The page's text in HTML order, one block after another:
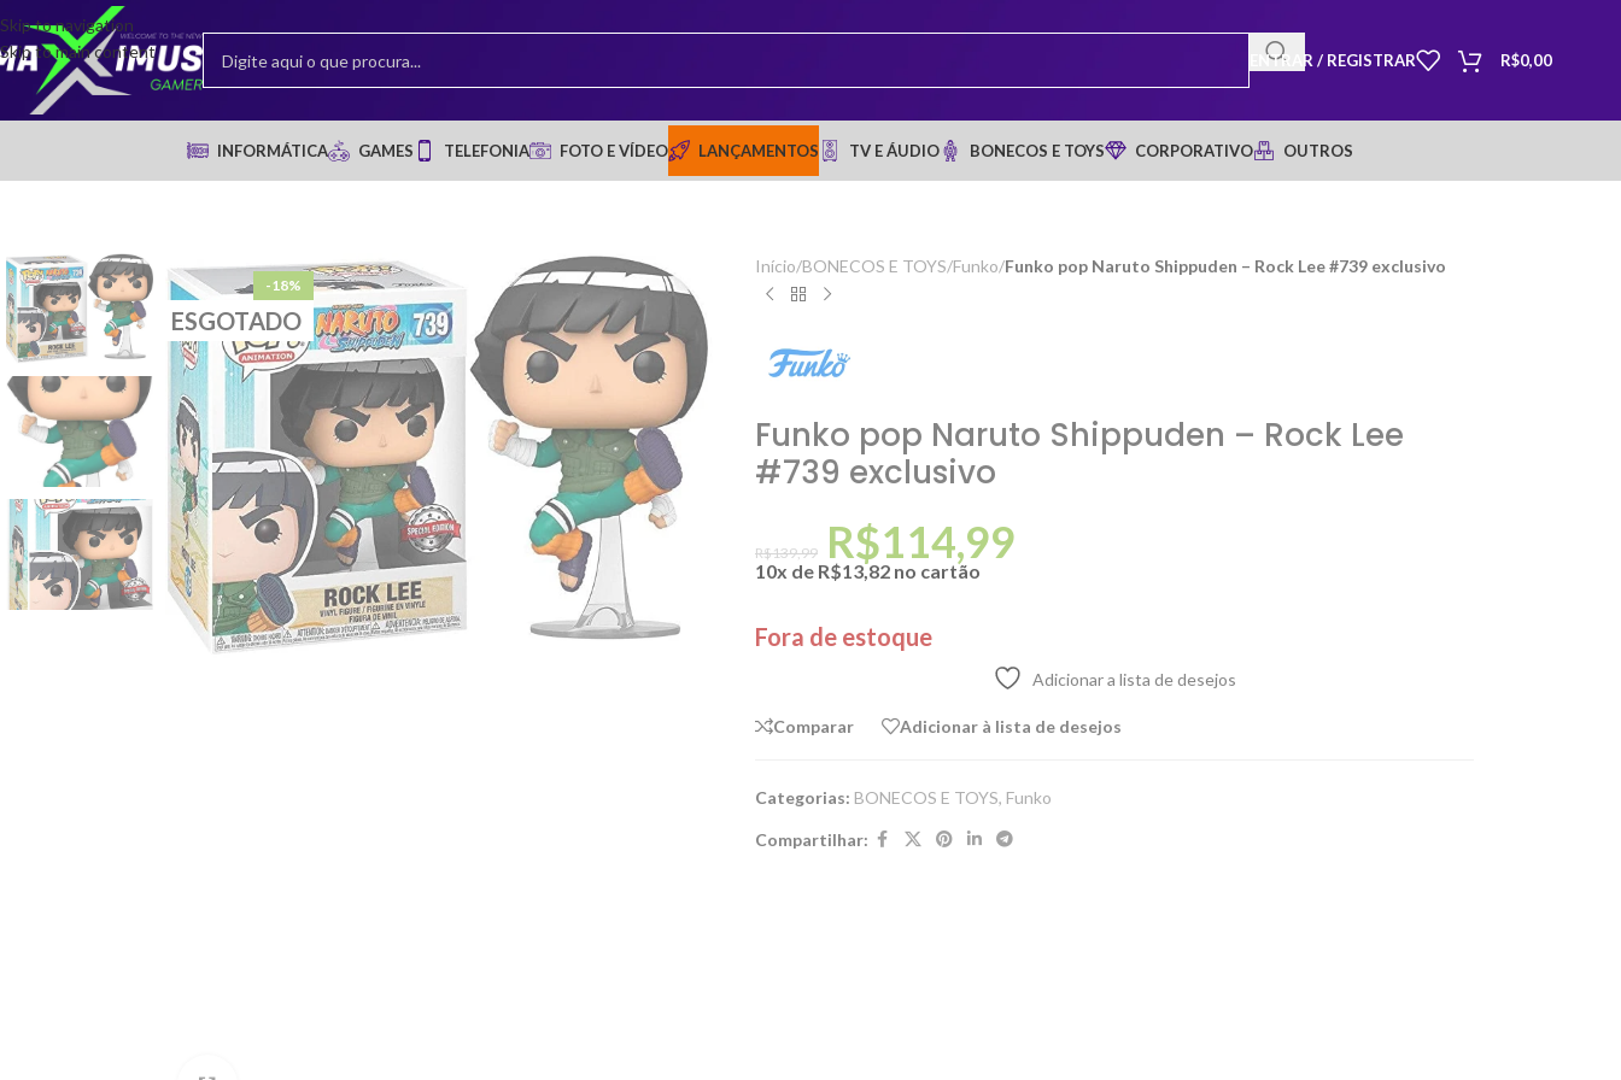
Skip to navigation
Skip to main content
ENTRAR / REGISTRAR R$0,00
INFORMÁTICA GAMES TELEFONIA FOTO E VÍDEO LANÇAMENTOS TV E ÁUDIO BONECOS E TOYS CORPORATIVO OUTROS
-18%
ESGOTADO
Início/BONECOS E TOYS/Funko/Funko pop Naruto Shippuden – Rock Lee #739 exclusivo
Funko pop Naruto Shippuden – Rock Lee
#739 exclusivo
R$139,99 R$114,99
10x de R$13,82 no cartão
Fora de estoque
Adicionar a lista de desejos
Comparar Adicionar à lista de desejos
Categorias: BONECOS E TOYS, Funko
Compartilhar: